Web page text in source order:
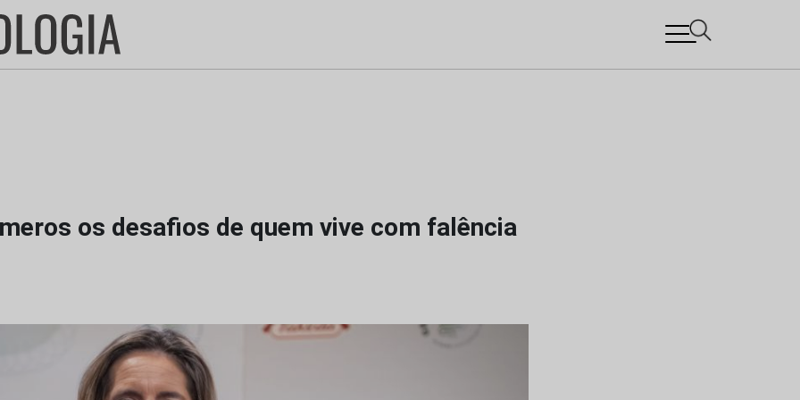
os desafios de quem vive com falência